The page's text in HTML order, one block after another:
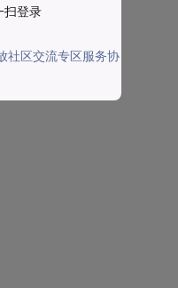
扫登录
社区交流专区服务协